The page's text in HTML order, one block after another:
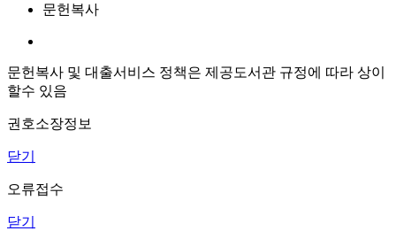
문헌복사
문헌복사 및 대출서비스 정책은 제공도서관 규정에 따라 상이
할수 있음
권호소장정보
닫기
오류접수
닫기